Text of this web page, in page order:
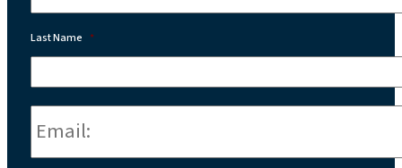
Last Name *